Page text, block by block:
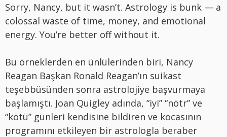
Sorry, Nancy, but it wasn’t. Astrology is bunk — a
colossal waste of time, money, and emotional
energy. You’re better off without it.
Bu örneklerden en ünlülerinden biri, Nancy
Reagan Başkan Ronald Reagan’ın suikast
teşebbüsünden sonra astrolojiye başvurmaya
başlamıştı. Joan Quigley adında, “iyi” “nötr” ve
“kötü” günleri kendisine bildiren ve kocasının
programını etkileyen bir astrologla beraber